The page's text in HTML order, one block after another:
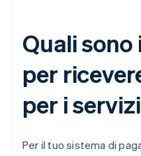
Quali
per
per i
Per il tuo sistema di